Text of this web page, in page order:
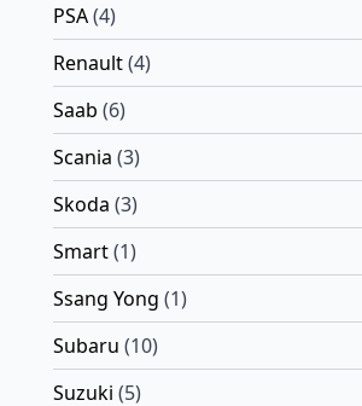
PSA(4)
Renault(4)
Saab (6)
Scania (3)
Skoda (3)
Smart(1)
Ssang Yong (1)
Subaru (10)
Suzuki (5)